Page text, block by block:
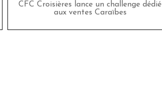
CFC Croisières lance un challenge dédié
aux ventes Caraïbes